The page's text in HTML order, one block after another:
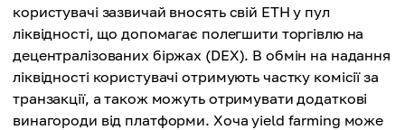
користувачі зазвичай вносять свій ETH у пул
ліквідності, що допомагає полегшити торгівлю на
децентралізованих біржах (DEX). В обмін на надання
ліквідності користувачі отримують частку комісії за
транзакції, а також можуть отримувати додаткові
винагороди від платформи. Хоча yield farming може